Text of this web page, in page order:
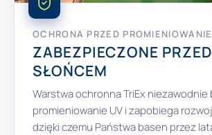
OCHRONA PRZED
ZABEZPIECZONE PRZED
SŁOŃCEM
Warstwa ochronna TriEx niezawodnie
promieniowanie UV i zapobiega
dzięki czemu Państwa basen przez